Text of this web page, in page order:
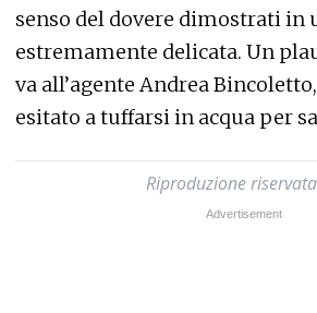
senso del dovere dimostrati in
estremamente delicata. Un
va all’agente Andrea
esitato a tuffarsi in acqua per
Riproduzione